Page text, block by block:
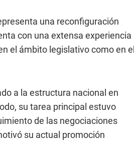
una reconfiguración
con una extensa experiencia
el ámbito legislativo como en el
a la estructura nacional en
su tarea principal estuvo
de las negociaciones
su actual promoción